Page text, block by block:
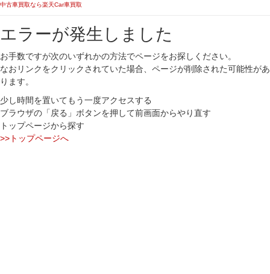
中古車買取なら楽天Car車買取
エラーが発生しました
お手数ですが次のいずれかの方法でページをお探しください。
なおリンクをクリックされていた場合、ページが削除された可能性があ
ります。
少し時間を置いてもう一度アクセスする
ブラウザの「戻る」ボタンを押して前画面からやり直す
トップページから探す
>>トップページへ